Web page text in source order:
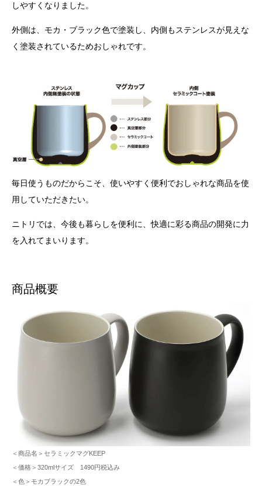
しやすくなりました。
外側は、モカ・ブラック色で塗装し、内側もステンレスが見えな
く塗装されているためおしゃれです。
毎日使うものだからこそ、使いやすく便利でおしゃれな商品を使
用していただきたい。
ニトリでは、今後も暮らしを便利に、快適に彩る商品の開発に力
を入れてまいります。
商品概要
＜商品名＞セラミックマグKEEP
＜価格＞320mlサイズ 1490円税込み
＜色＞モカブラックの2色